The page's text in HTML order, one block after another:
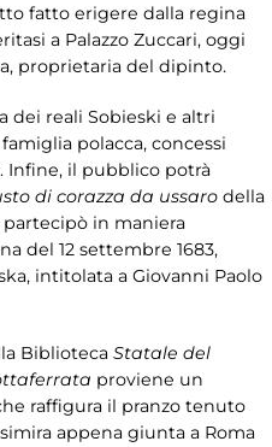
fatto erigere dalla regina
a Palazzo Zuccari, oggi
proprietaria del dipinto.
dei reali Sobieski e altri
polacca, concessi
Infine, il pubblico potrà
di corazza da ussaro della
in maniera
del 12 settembre 1683,
intitolata a Giovanni Paolo
Biblioteca Statale del
proviene un
raffigura il pranzo tenuto
appena giunta a Roma